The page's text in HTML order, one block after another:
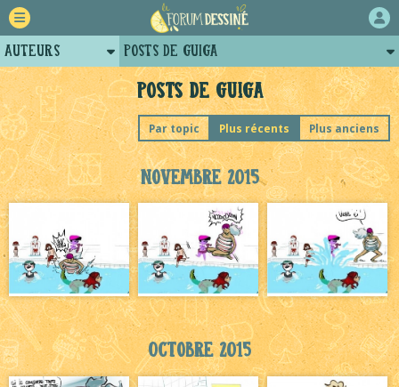
Posts de guiga
Plus anciens
Plus récents
Par topic
Novembre 2015
Octobre 2015
Auteurs
Retour
Forum
Projets
Tutoriels
Posts de guiga
Profil de guiga